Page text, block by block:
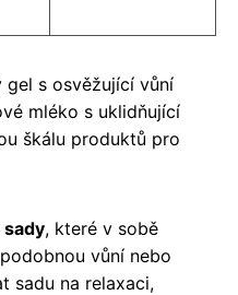
s osvěžující vůní
mléko s uklidňující
škálu produktů pro
, které v sobě
vůní nebo
sadu na relaxaci,